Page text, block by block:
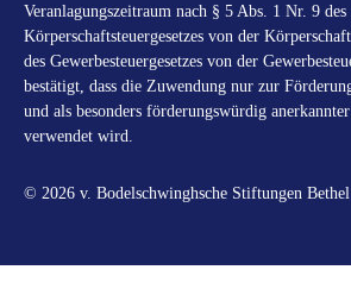
Veranlagungszeitraum nach § 5 Abs. 1 Nr. 9 des
Körperschaftsteuergesetzes von der
des Gewerbesteuergesetzes von der
bestätigt, dass die Zuwendung nur zur
und als besonders förderungswürdig
verwendet wird.
© 2026 v. Bodelschwinghsche Stiftungen Bethel